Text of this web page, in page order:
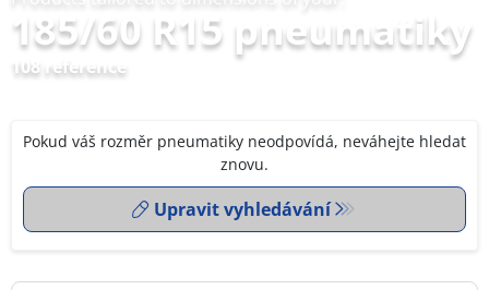
185/60 R15 pneumatiky
108 reference
Pokud váš rozměr pneumatiky neodpovídá, neváhejte hledat
znovu.
Upravit vyhledávání